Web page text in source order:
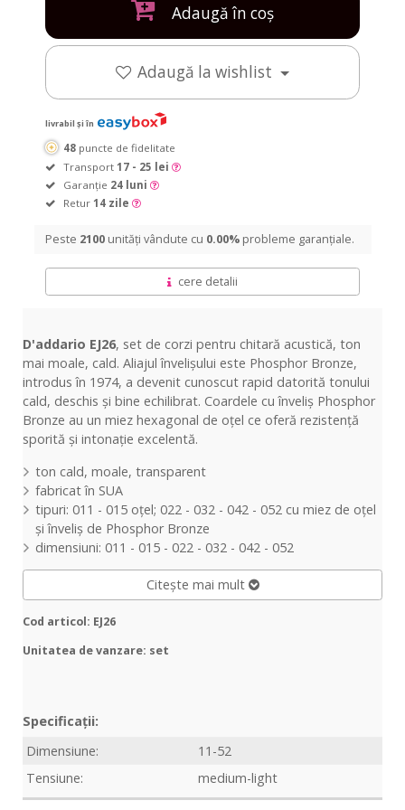
Sets
10
Sets
Adaugă în coș
Adaugă la wishlist
livrabil și în
48 puncte de fidelitate
Transport 17 - 25 lei
Garanție 24 luni
Retur 14 zile
Peste 2100 unități vândute cu 0.00% probleme garanțiale.
cere detalii
D'addario EJ26, set de corzi pentru chitară acustică, ton
mai moale, cald. Aliajulînvelișului este Phosphor Bronze,
introdus în 1974, a devenit cunoscut rapid datorită tonului
cald, deschis și bine echilibrat. Coardele cuînveliș Phosphor
Bronze au un miez hexagonal de oțel ce oferă rezistență
sporită și intonație excelentă.
ton cald, moale, transparent
fabricatîn SUA
tipuri: 011 - 015 oțel; 022 - 032 - 042 - 052 cu miez de oțel
și înveliș de Phosphor Bronze
dimensiuni: 011 - 015 - 022 - 032 - 042 - 052
Citește mai mult
Cod articol: EJ26
Unitatea de vanzare: set
Specificații:
Dimensiune:
11-52
Tensiune:
medium-light